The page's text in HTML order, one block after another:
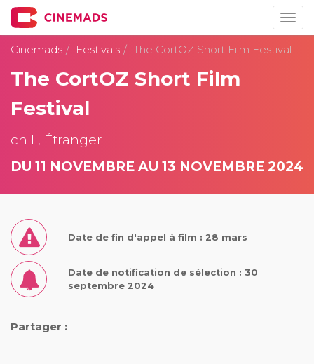
Cinemads
Festivals The CortOZ Short Film Festival
The CortOZ Short Film
Festival
chili, Étranger
DU 11 NOVEMBRE AU 13 NOVEMBRE 2024
Date de fin d'appel à film : 28 mars
Date de notification de sélection : 30
septembre 2024
Partager :